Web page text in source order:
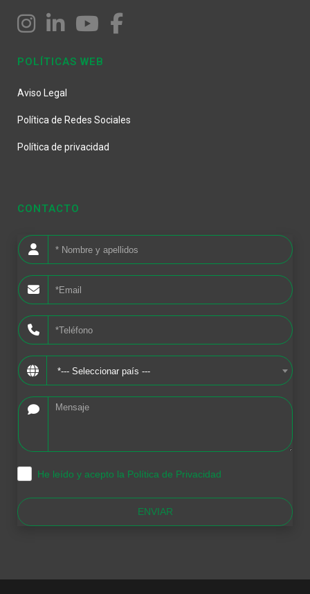
POLÍTICAS WEB
Aviso Legal
Política de Redes Sociales
Política de privacidad
CONTACTO
*--- Seleccionar país ---
He leído y acepto la Política de Privacidad
ENVIAR